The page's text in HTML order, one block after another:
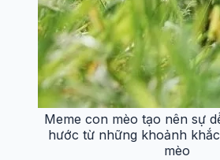
Meme con mèo tạo nên sự
hước từ những khoảnh
mèo